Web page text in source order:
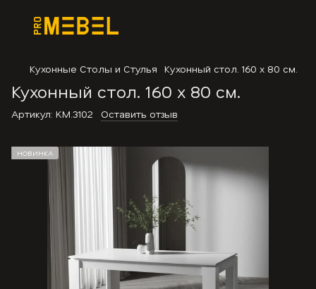
Кухонные Столы и Стулья Кухонный стол. 160 х 80 см.
Кухонный стол. 160 х 80 см.
Артикул: KM.3102 Оставить отзыв
НОВИНКА